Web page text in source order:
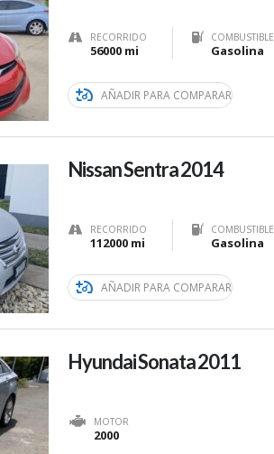
RECORRIDO
56000 mi
COMBUSTIBLE
Gasolina
AÑADIR PARA COMPARAR
Nissan Sentra 2014
RECORRIDO
112000 mi
COMBUSTIBLE
Gasolina
AÑADIR PARA COMPARAR
Hyundai Sonata 2011
MOTOR
2000